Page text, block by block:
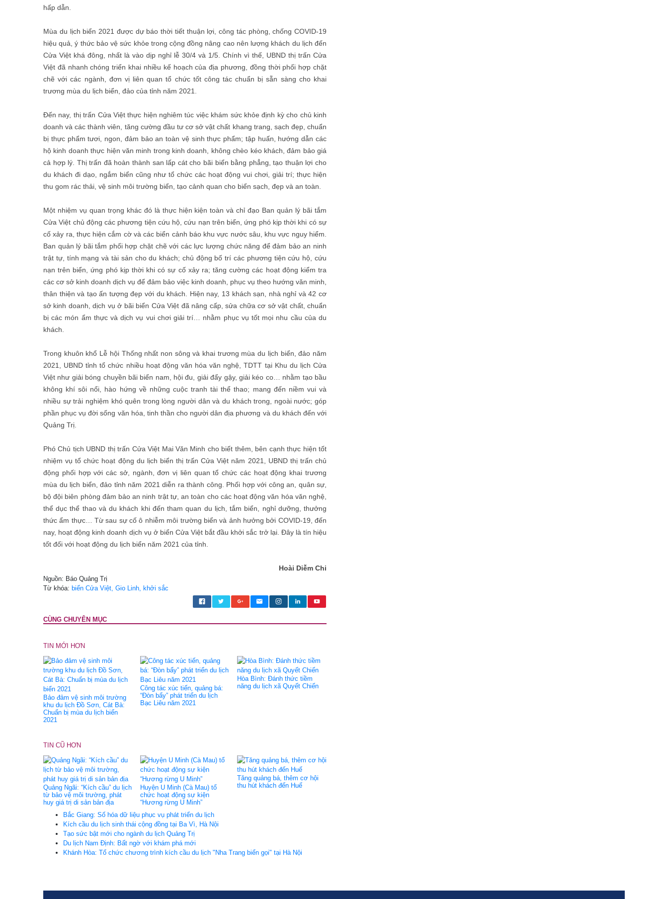
hấp dẫn.
Mùa du lịch biển 2021 được dự báo thời tiết thuận lợi, công tác phòng, chống COVID-19
hiệu quả, ý thức bảo vệ sức khỏe trong cộng đồng nâng cao nên lượng khách du lịch đến
Cửa Việt khá đông, nhất là vào dịp nghỉ lễ 30/4 và 1/5. Chính vì thế, UBND thị trấn Cửa
Việt đã nhanh chóng triển khai nhiều kế hoạch của địa phương, đồng thời phối hợp chặt
chẽ với các ngành, đơn vị liên quan tổ chức tốt công tác chuẩn bị sẵn sàng cho khai
trương mùa du lịch biển, đảo của tỉnh năm 2021.
Đến nay, thị trấn Cửa Việt thực hiện nghiêm túc việc khám sức khỏe định kỳ cho chủ kinh
doanh và các thành viên, tăng cường đầu tư cơ sở vật chất khang trang, sạch đẹp, chuẩn
bị thực phẩm tươi, ngon, đảm bảo an toàn vệ sinh thực phẩm; tập huấn, hướng dẫn các
hộ kinh doanh thực hiện văn minh trong kinh doanh, không chèo kéo khách, đảm bảo giá
cả hợp lý. Thị trấn đã hoàn thành san lấp cát cho bãi biển bằng phẳng, tạo thuận lợi cho
du khách đi dạo, ngắm biển cũng như tổ chức các hoạt động vui chơi, giải trí; thực hiện
thu gom rác thải, vệ sinh môi trường biển, tạo cảnh quan cho biển sạch, đẹp và an toàn.
Một nhiệm vụ quan trọng khác đó là thực hiện kiện toàn và chỉ đạo Ban quản lý bãi tắm
Cửa Việt chủ động các phương tiện cứu hộ, cứu nạn trên biển, ứng phó kịp thời khi có sự
cố xảy ra, thực hiện cắm cờ và các biển cảnh báo khu vực nước sâu, khu vực nguy hiểm.
Ban quản lý bãi tắm phối hợp chặt chẽ với các lực lượng chức năng để đảm bảo an ninh
trật tự, tính mạng và tài sản cho du khách; chủ động bố trí các phương tiện cứu hộ, cứu
nạn trên biển, ứng phó kịp thời khi có sự cố xảy ra; tăng cường các hoạt động kiểm tra
các cơ sở kinh doanh dịch vụ để đảm bảo việc kinh doanh, phục vụ theo hướng văn minh,
thân thiện và tạo ấn tượng đẹp với du khách. Hiện nay, 13 khách sạn, nhà nghỉ và 42 cơ
sở kinh doanh, dịch vụ ở bãi biển Cửa Việt đã nâng cấp, sửa chữa cơ sở vật chất, chuẩn
bị các món ẩm thực và dịch vụ vui chơi giải trí… nhằm phục vụ tốt mọi nhu cầu của du
khách.
Trong khuôn khổ Lễ hội Thống nhất non sông và khai trương mùa du lịch biển, đảo năm
2021, UBND tỉnh tổ chức nhiều hoạt động văn hóa văn nghệ, TDTT tại Khu du lịch Cửa
Việt như giải bóng chuyền bãi biển nam, hội đu, giải đẩy gậy, giải kéo co… nhằm tạo bầu
không khí sôi nổi, hào hứng về những cuộc tranh tài thể thao; mang đến niềm vui và
nhiều sự trải nghiệm khó quên trong lòng người dân và du khách trong, ngoài nước; góp
phần phục vụ đời sống văn hóa, tinh thần cho người dân địa phương và du khách đến với
Quảng Trị.
Phó Chủ tịch UBND thị trấn Cửa Việt Mai Văn Minh cho biết thêm, bên cạnh thực hiện tốt
nhiệm vụ tổ chức hoạt động du lịch biển thị trấn Cửa Việt năm 2021, UBND thị trấn chủ
động phối hợp với các sở, ngành, đơn vị liên quan tổ chức các hoạt động khai trương
mùa du lịch biển, đảo tỉnh năm 2021 diễn ra thành công. Phối hợp với công an, quân sự,
bộ đội biên phòng đảm bảo an ninh trật tự, an toàn cho các hoạt động văn hóa văn nghệ,
thể dục thể thao và du khách khi đến tham quan du lịch, tắm biển, nghỉ dưỡng, thưởng
thức ẩm thực… Từ sau sự cố ô nhiễm môi trường biển và ảnh hưởng bởi COVID-19, đến
nay, hoạt động kinh doanh dịch vụ ở biển Cửa Việt bắt đầu khởi sắc trở lại. Đây là tín hiệu
tốt đối với hoạt động du lịch biển năm 2021 của tỉnh.
Hoài Diễm Chi
Nguồn: Báo Quảng Trị
Từ khóa: biển Cửa Việt, Gio Linh, khởi sắc
CÙNG CHUYÊN MỤC
TIN MỚI HƠN
Bảo đảm vệ sinh môi trường
khu du lịch Đồ Sơn, Cát Bà:
Chuẩn bị mùa du lịch biển
2021
Công tác xúc tiến, quảng bá:
“Đòn bẩy” phát triển du lịch
Bạc Liêu năm 2021
Hòa Bình: Đánh thức tiềm
năng du lịch xã Quyết Chiến
TIN CŨ HƠN
Quảng Ngãi: “Kích cầu” du lịch
từ bảo vệ môi trường, phát
huy giá trị di sản bản địa
Huyện U Minh (Cà Mau) tổ
chức hoạt động sự kiện
“Hương rừng U Minh”
Tăng quảng bá, thêm cơ hội
thu hút khách đến Huế
Bắc Giang: Số hóa dữ liệu phục vụ phát triển du lịch
Kích cầu du lịch sinh thái cộng đồng tại Ba Vì, Hà Nội
Tạo sức bật mới cho ngành du lịch Quảng Trị
Du lịch Nam Định: Bất ngờ với khám phá mới
Khánh Hòa: Tổ chức chương trình kích cầu du lịch "Nha Trang biển gọi" tại Hà Nội